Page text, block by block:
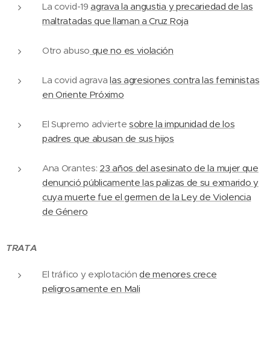
La covid-19agrava la angustia y precariedad de las
maltratadas que llaman a Cruz Roja
Otro abuso que no es violación
La covid agravalas agresiones contra las feministas
en Oriente Próximo
El Supremo advierte sobre la impunidad de los
padres que abusan de sus hijos
Ana Orantes: 23 años del asesinato de la mujer que
denunció públicamente las palizas de su exmarido y
cuya muerte fue el germen de la Ley de Violencia
de Género
TRATA
El tráfico y explotación de menores crece
peligrosamente en Mali